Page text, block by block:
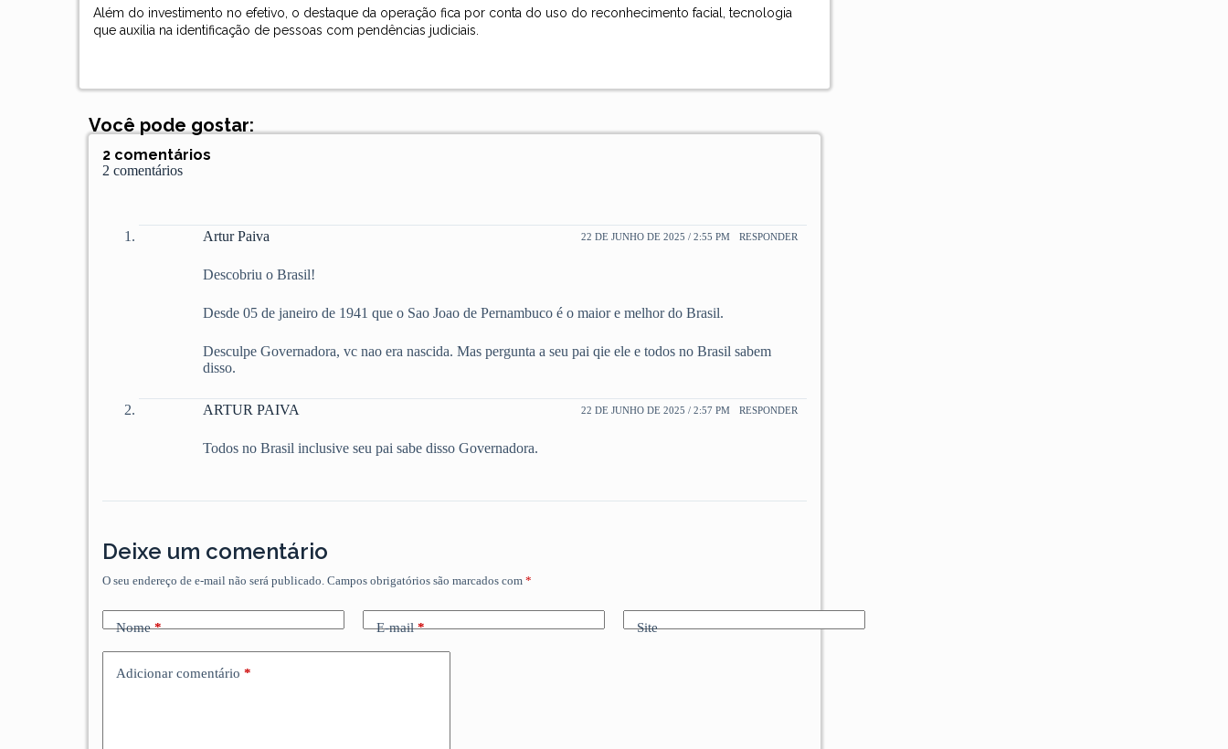
Além do investimento no efetivo, o destaque da operação fica por conta do uso do reconhecimento facial, tecnologia
que auxilia na identificação de pessoas com pendências judiciais.
Você pode gostar:
2 comentários
2 comentários
Artur Paiva 22 DE JUNHO DE 2025 / 2:55 PM RESPONDER
Descobriu o Brasil!
Desde 05 de janeiro de 1941 que o Sao Joao de Pernambuco é o maior e melhor do Brasil.
Desculpe Governadora, vc nao era nascida. Mas pergunta a seu pai qie ele e todos no Brasil sabem
disso.
ARTUR PAIVA 22 DE JUNHO DE 2025 / 2:57 PM RESPONDER
Todos no Brasil inclusive seu pai sabe disso Governadora.
Deixe um comentário
O seu endereço de e-mail não será publicado. Campos obrigatórios são marcados com*
Nome* E-mail* Site
Adicionar comentário *